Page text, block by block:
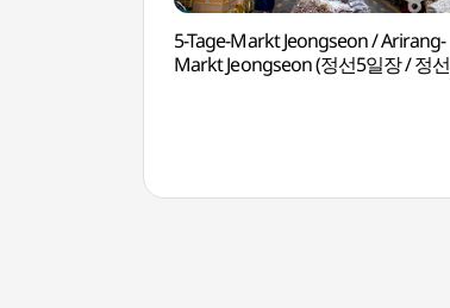
5-Tage-Markt Jeongseon / Arirang-
Markt Jeongseon (정선5일장 / 정선